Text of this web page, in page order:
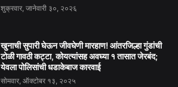
शुक्रवार, जानेवारी ३०, २०२६
खुनाची सुपारी घेऊन जीवघेणी मारहाण! आंतरजिल्हा गुंडांची
टोळी गावठी कट्टा, कोयत्यांसह अवघ्या १ तासात जेरबंद;
येवला पोलिसांची धडाकेबाज कारवाई
सोमवार, ऑक्टोबर १३, २०२५